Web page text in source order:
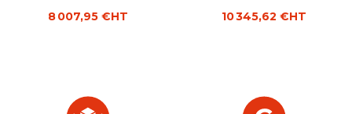
8 007,95 €HT 10 345,62 €HT